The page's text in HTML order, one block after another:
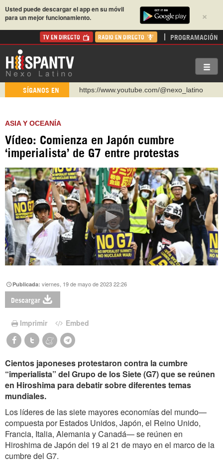
×
Usted puede descargar el app en su móvil
para un mejor funcionamiento.
TV EN DIRECTO RADIO EN DIRECTO PROGRAMACIÓN
SÍGANOS EN
https://www.youtube.com/@nexo_latino
https://urmedium.com/c/hispantv
WhatsApp y Viber: +98 921 79 29 404
https://www.facebook.com/Nexolatino.Canal
ASIA Y OCEANÍA
Vídeo: Comienza en Japón cumbre
‘imperialista’ de G7 entre protestas
Publicada:viernes, 19 de mayo de 2023 22:26
Descargar
Imprimir Embed
Cientos japoneses protestaron contra la cumbre
“imperialista” del Grupo de los Siete (G7) que se reúnen
en Hiroshima para debatir sobre diferentes temas
mundiales.
Los líderes de las siete mayores economías del mundo—
compuesta por Estados Unidos, Japón, el Reino Unido,
Francia, Italia, Alemania y Canadá— se reúnen en
Hiroshima de Japón del 19 al 21 de mayo en el marco de la
cumbre del G7.